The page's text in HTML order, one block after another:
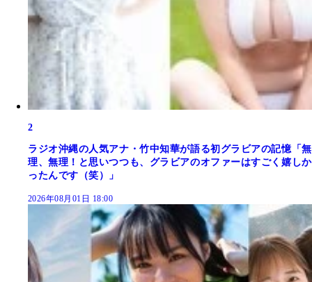
2
ラジオ沖縄の人気アナ・竹中知華が語る初グラビアの記憶「無
理、無理！と思いつつも、グラビアのオファーはすごく嬉しか
ったんです（笑）」
2026年08月01日 18:00